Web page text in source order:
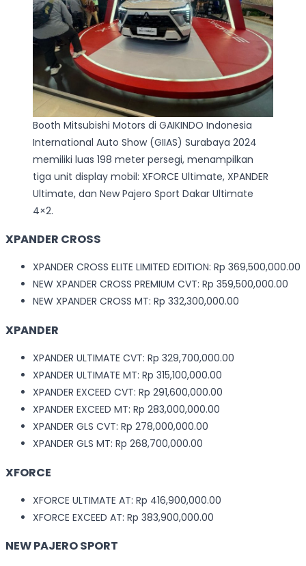
Booth Mitsubishi Motors di GAIKINDO Indonesia
International Auto Show (GIIAS) Surabaya 2024
memiliki luas 198 meter persegi, menampilkan
tiga unit display mobil: XFORCE Ultimate, XPANDER
Ultimate, dan New Pajero Sport Dakar Ultimate
4×2.
XPANDER CROSS
XPANDER CROSS ELITE LIMITED EDITION: Rp 369,500,000.00
NEW XPANDER CROSS PREMIUM CVT: Rp 359,500,000.00
NEW XPANDER CROSS MT: Rp 332,300,000.00
XPANDER
XPANDER ULTIMATE CVT: Rp 329,700,000.00
XPANDER ULTIMATE MT: Rp 315,100,000.00
XPANDER EXCEED CVT: Rp 291,600,000.00
XPANDER EXCEED MT: Rp 283,000,000.00
XPANDER GLS CVT: Rp 278,000,000.00
XPANDER GLS MT: Rp 268,700,000.00
XFORCE
XFORCE ULTIMATE AT: Rp 416,900,000.00
XFORCE EXCEED AT: Rp 383,900,000.00
NEW PAJERO SPORT